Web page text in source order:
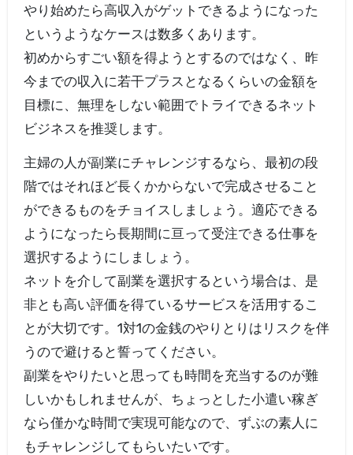
やり始めたら高収入がゲットできるようになった
というようなケースは数多くあります。
初めからすごい額を得ようとするのではなく、昨
今までの収入に若干プラスとなるくらいの金額を
目標に、無理をしない範囲でトライできるネット
ビジネスを推奨します。
主婦の人が副業にチャレンジするなら、最初の段
階ではそれほど長くかからないで完成させること
ができるものをチョイスしましょう。適応できる
ようになったら長期間に亘って受注できる仕事を
選択するようにしましょう。
ネットを介して副業を選択するという場合は、是
非とも高い評価を得ているサービスを活用するこ
とが大切です。1対1の金銭のやりとりはリスクを伴
うので避けると誓ってください。
副業をやりたいと思っても時間を充当するのが難
しいかもしれませんが、ちょっとした小遣い稼ぎ
なら僅かな時間で実現可能なので、ずぶの素人に
もチャレンジしてもらいたいです。